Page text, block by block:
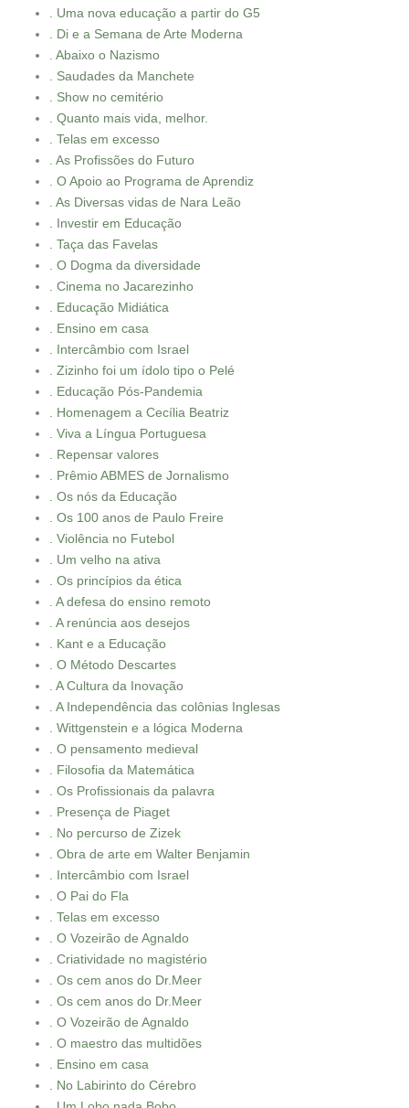
. Uma nova educação a partir do G5
. Di e a Semana de Arte Moderna
. Abaixo o Nazismo
. Saudades da Manchete
. Show no cemitério
. Quanto mais vida, melhor.
. Telas em excesso
. As Profissões do Futuro
. O Apoio ao Programa de Aprendiz
. As Diversas vidas de Nara Leão
. Investir em Educação
. Taça das Favelas
. O Dogma da diversidade
. Cinema no Jacarezinho
. Educação Midiática
. Ensino em casa
. Intercâmbio com Israel
. Zizinho foi um ídolo tipo o Pelé
. Educação Pós-Pandemia
. Homenagem a Cecília Beatriz
. Viva a Língua Portuguesa
. Repensar valores
. Prêmio ABMES de Jornalismo
. Os nós da Educação
. Os 100 anos de Paulo Freire
. Violência no Futebol
. Um velho na ativa
. Os princípios da ética
. A defesa do ensino remoto
. A renúncia aos desejos
. Kant e a Educação
. O Método Descartes
. A Cultura da Inovação
. A Independência das colônias Inglesas
. Wittgenstein e a lógica Moderna
. O pensamento medieval
. Filosofia da Matemática
. Os Profissionais da palavra
. Presença de Piaget
. No percurso de Zizek
. Obra de arte em Walter Benjamin
. Intercâmbio com Israel
. O Pai do Fla
. Telas em excesso
. O Vozeirão de Agnaldo
. Criatividade no magistério
. Os cem anos do Dr.Meer
. Os cem anos do Dr.Meer
. O Vozeirão de Agnaldo
. O maestro das multidões
. Ensino em casa
. No Labirinto do Cérebro